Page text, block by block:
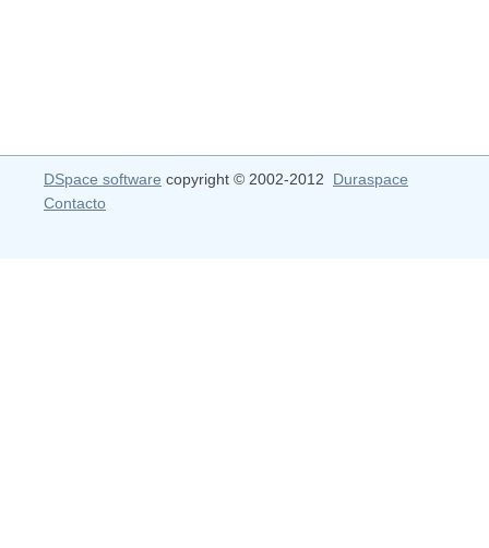
DSpace software copyright © 2002-2012 Duraspace
Contacto